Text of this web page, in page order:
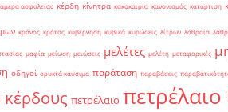
ασφαλείας κέρδη κίνητρα κακοκαιρία κανονισμός κατάρτιση
κράνος κράτος κυβέρνηση κυβικά κυρώσεις λίτρων λαθραία
μαφία μείωση μειώσεις μελέτες μελέτη μεταφορικές
οδηγοί ορυκτά καύσιμα παράταση παραβάσεις
πετρέλαιο